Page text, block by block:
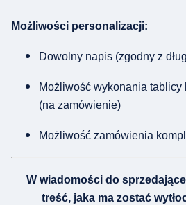
Możliwości personalizacji:
Dowolny napis (zgodny z
Możliwość wykonania tablicy
(na zamówienie)
Możliwość zamówienia
W wiadomości do
treść, jaka ma zostać